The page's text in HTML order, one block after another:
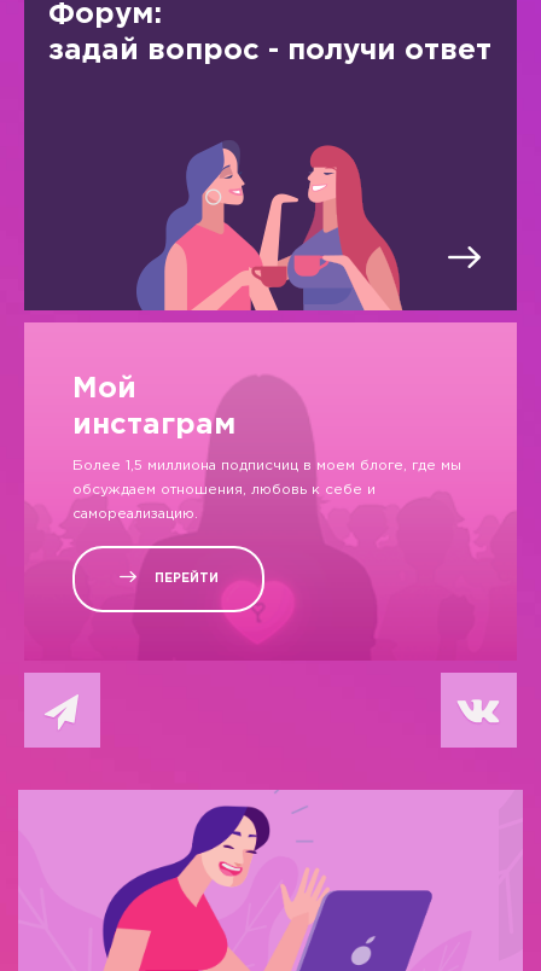
Форум:
задай вопрос - получи ответ
Мой
инстаграм
Более 1,5 миллиона подписчиц в моем блоге, где мы
обсуждаем отношения, любовь к себе и
самореализацию.
ПЕРЕЙТИ